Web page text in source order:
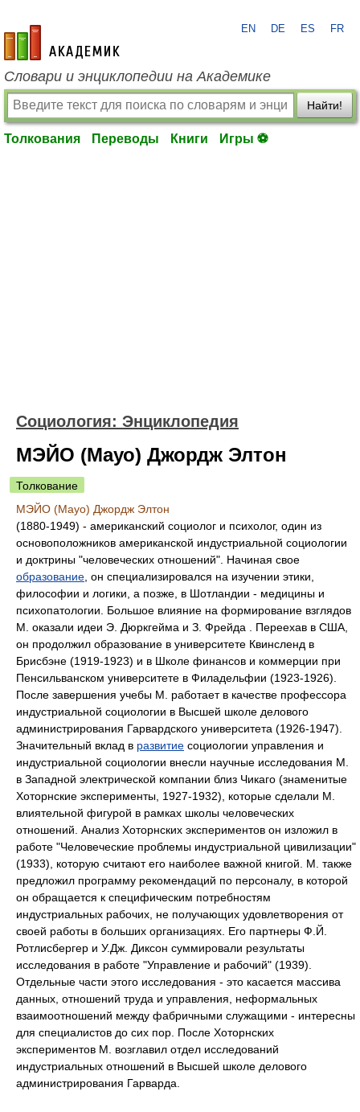
academic.ru
EN DE ES FR
Словари и энциклопедии на Академике
Найти!
Толкования Переводы Книги Игры ⚽
Социология: Энциклопедия
МЭЙО (Мауо) Джордж Элтон
Толкование
МЭЙО (Мауо) Джордж Элтон
(1880-1949) - американский социолог и психолог, один из
основоположников американской индустриальной социологии
и доктрины "человеческих отношений". Начиная свое
образование , он специализировался на изучении этики,
философии и логики, а позже, в Шотландии - медицины и
психопатологии. Большое влияние на формирование взглядов
М. оказали идеи Э. Дюркгейма и З. Фрейда . Переехав в США,
он продолжил образование в университете Квинсленд в
Брисбэне (1919-1923) и в Школе финансов и коммерции при
Пенсильванском университете в Филадельфии (1923-1926).
После завершения учебы М. работает в качестве профессора
индустриальной социологии в Высшей школе делового
администрирования Гарвардского университета (1926-1947).
Значительный вклад в развитие социологии управления и
индустриальной социологии внесли научные исследования М.
в Западной электрической компании близ Чикаго (знаменитые
Хоторнские эксперименты, 1927-1932), которые сделали М.
влиятельной фигурой в рамках школы человеческих
отношений. Анализ Хоторнских экспериментов он изложил в
работе "Человеческие проблемы индустриальной цивилизации"
(1933), которую считают его наиболее важной книгой. М. также
предложил программу рекомендаций по персоналу, в которой
он обращается к специфическим потребностям
индустриальных рабочих, не получающих удовлетворения от
своей работы в больших организациях. Его партнеры Ф.Й.
Ротлисбергер и У.Дж. Диксон суммировали результаты
исследования в работе "Управление и рабочий" (1939).
Отдельные части этого исследования - это касается массива
данных, отношений труда и управления, неформальных
взаимоотношений между фабричными служащими - интересны
для специалистов до сих пор. После Хоторнских
экспериментов М. возглавил отдел исследований
индустриальных отношений в Высшей школе делового
администрирования Гарварда.